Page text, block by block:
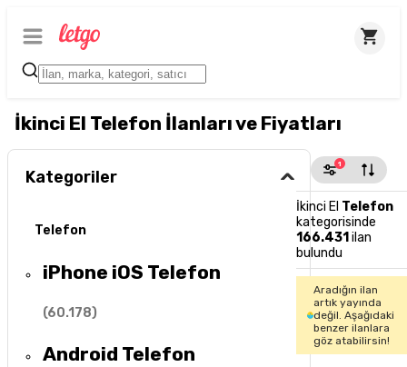
İkinci El Telefon İlanları ve Fiyatları
Kategoriler
Telefon
iPhone iOS Telefon
(60.178)
Android Telefon
1
İkinci El Telefon
kategorisinde
166.431 ilan
bulundu
Aradığın ilan
artık yayında
değil. Aşağıdaki
benzer ilanlara
göz atabilirsin!